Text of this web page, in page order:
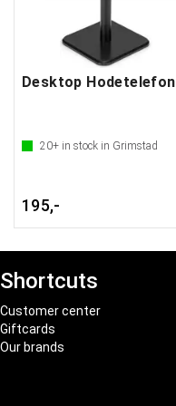
20+ in stock in Grimstad
195,-
Shortcuts
Customer center
Giftcards
Our brands